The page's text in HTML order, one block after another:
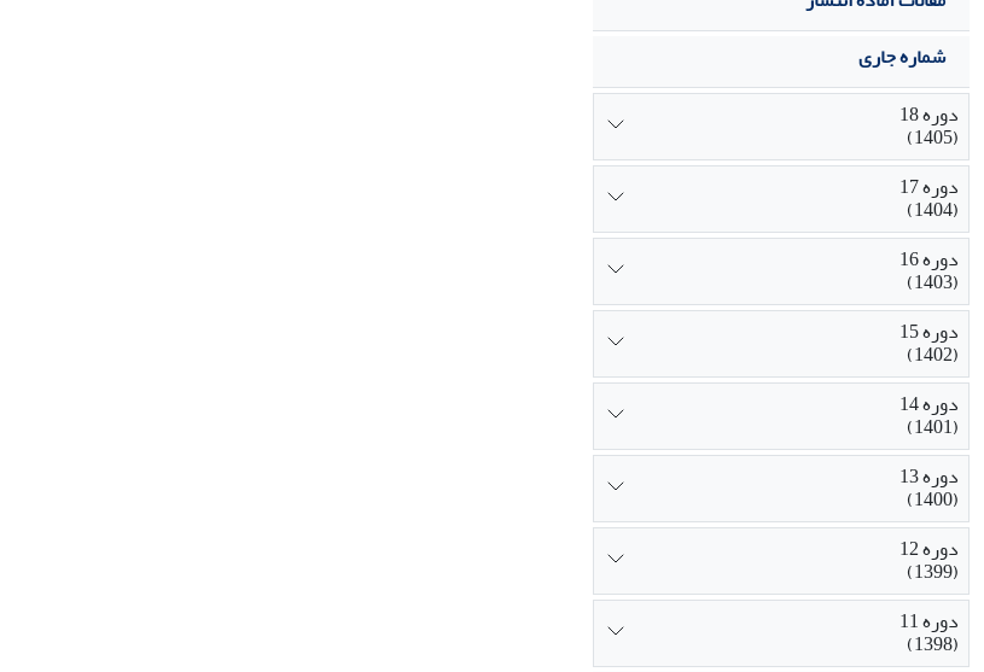
شماره جاری
دوره 18
(1405)
دوره 17
(1404)
دوره 16
(1403)
دوره 15
(1402)
دوره 14
(1401)
دوره 13
(1400)
دوره 12
(1399)
دوره 11
(1398)